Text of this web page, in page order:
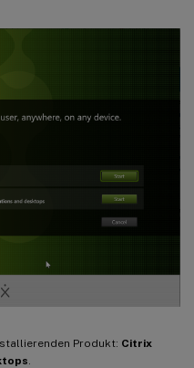
Produkt: Citrix
.